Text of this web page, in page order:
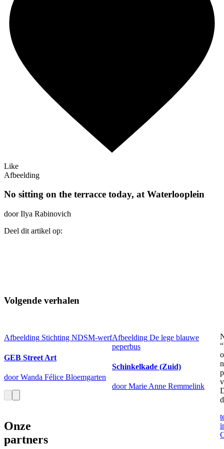
Like
Afbeelding
No sitting on the terracce today, at Waterlooplein
door Ilya Rabinovich
Deel dit artikel op:
Volgende verhalen
Afbeelding Stichting NDSM-werf
GEB Street Art
door Wanda Félice Bloemgarten
Afbeelding De lege blauwe
peperbus
Schinkelkade (Zuid)
door Marie Anne Remmelink
Onze
partners